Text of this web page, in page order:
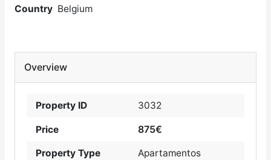
Country Belgium
Overview
Property ID 3032
Price 875€
Property Type Apartamentos